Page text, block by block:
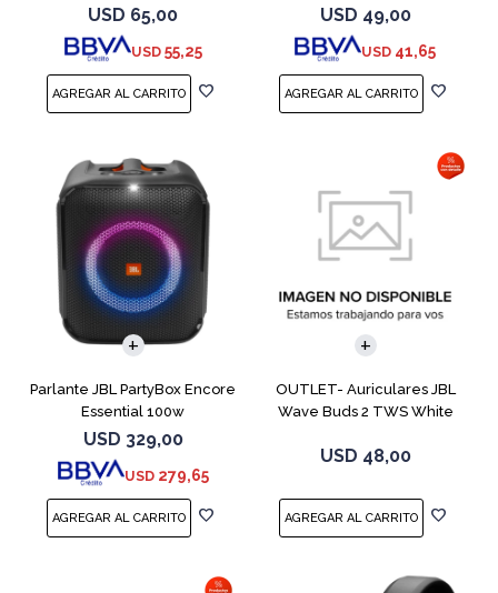
USD 65,00
USD 55,25
Micrófono
USD 49,00
USD 41,65
Parlante JBL PartyBox Encore
Essential 100w
USD 329,00
USD 279,65
OUTLET- Auriculares JBL
Wave Buds 2 TWS White
USD 48,00